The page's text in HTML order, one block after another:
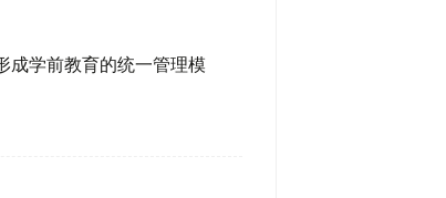
成学前教育的统一管理模